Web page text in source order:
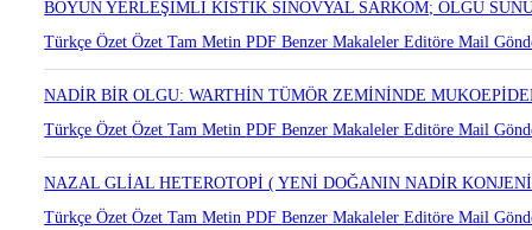
Türkçe ÖzetÖzetTam MetinPDFBenzer MakalelerEditöre Mail
BOYUN YERLEŞİMLİ KİSTİK SİNOVYAL SARKOM; OLGU
Türkçe ÖzetÖzetTam MetinPDFBenzer MakalelerEditöre Mail
NADİR BİR OLGU: WARTHİN TÜMÖR ZEMİNİNDE
Türkçe ÖzetÖzetTam MetinPDFBenzer MakalelerEditöre Mail